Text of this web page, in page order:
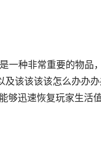
一种非常重要的物
该该该该怎么办办
够迅速恢复玩家生活